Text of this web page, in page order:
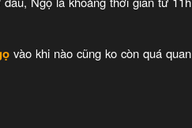
vào khi nào cũng ko còn quá quan